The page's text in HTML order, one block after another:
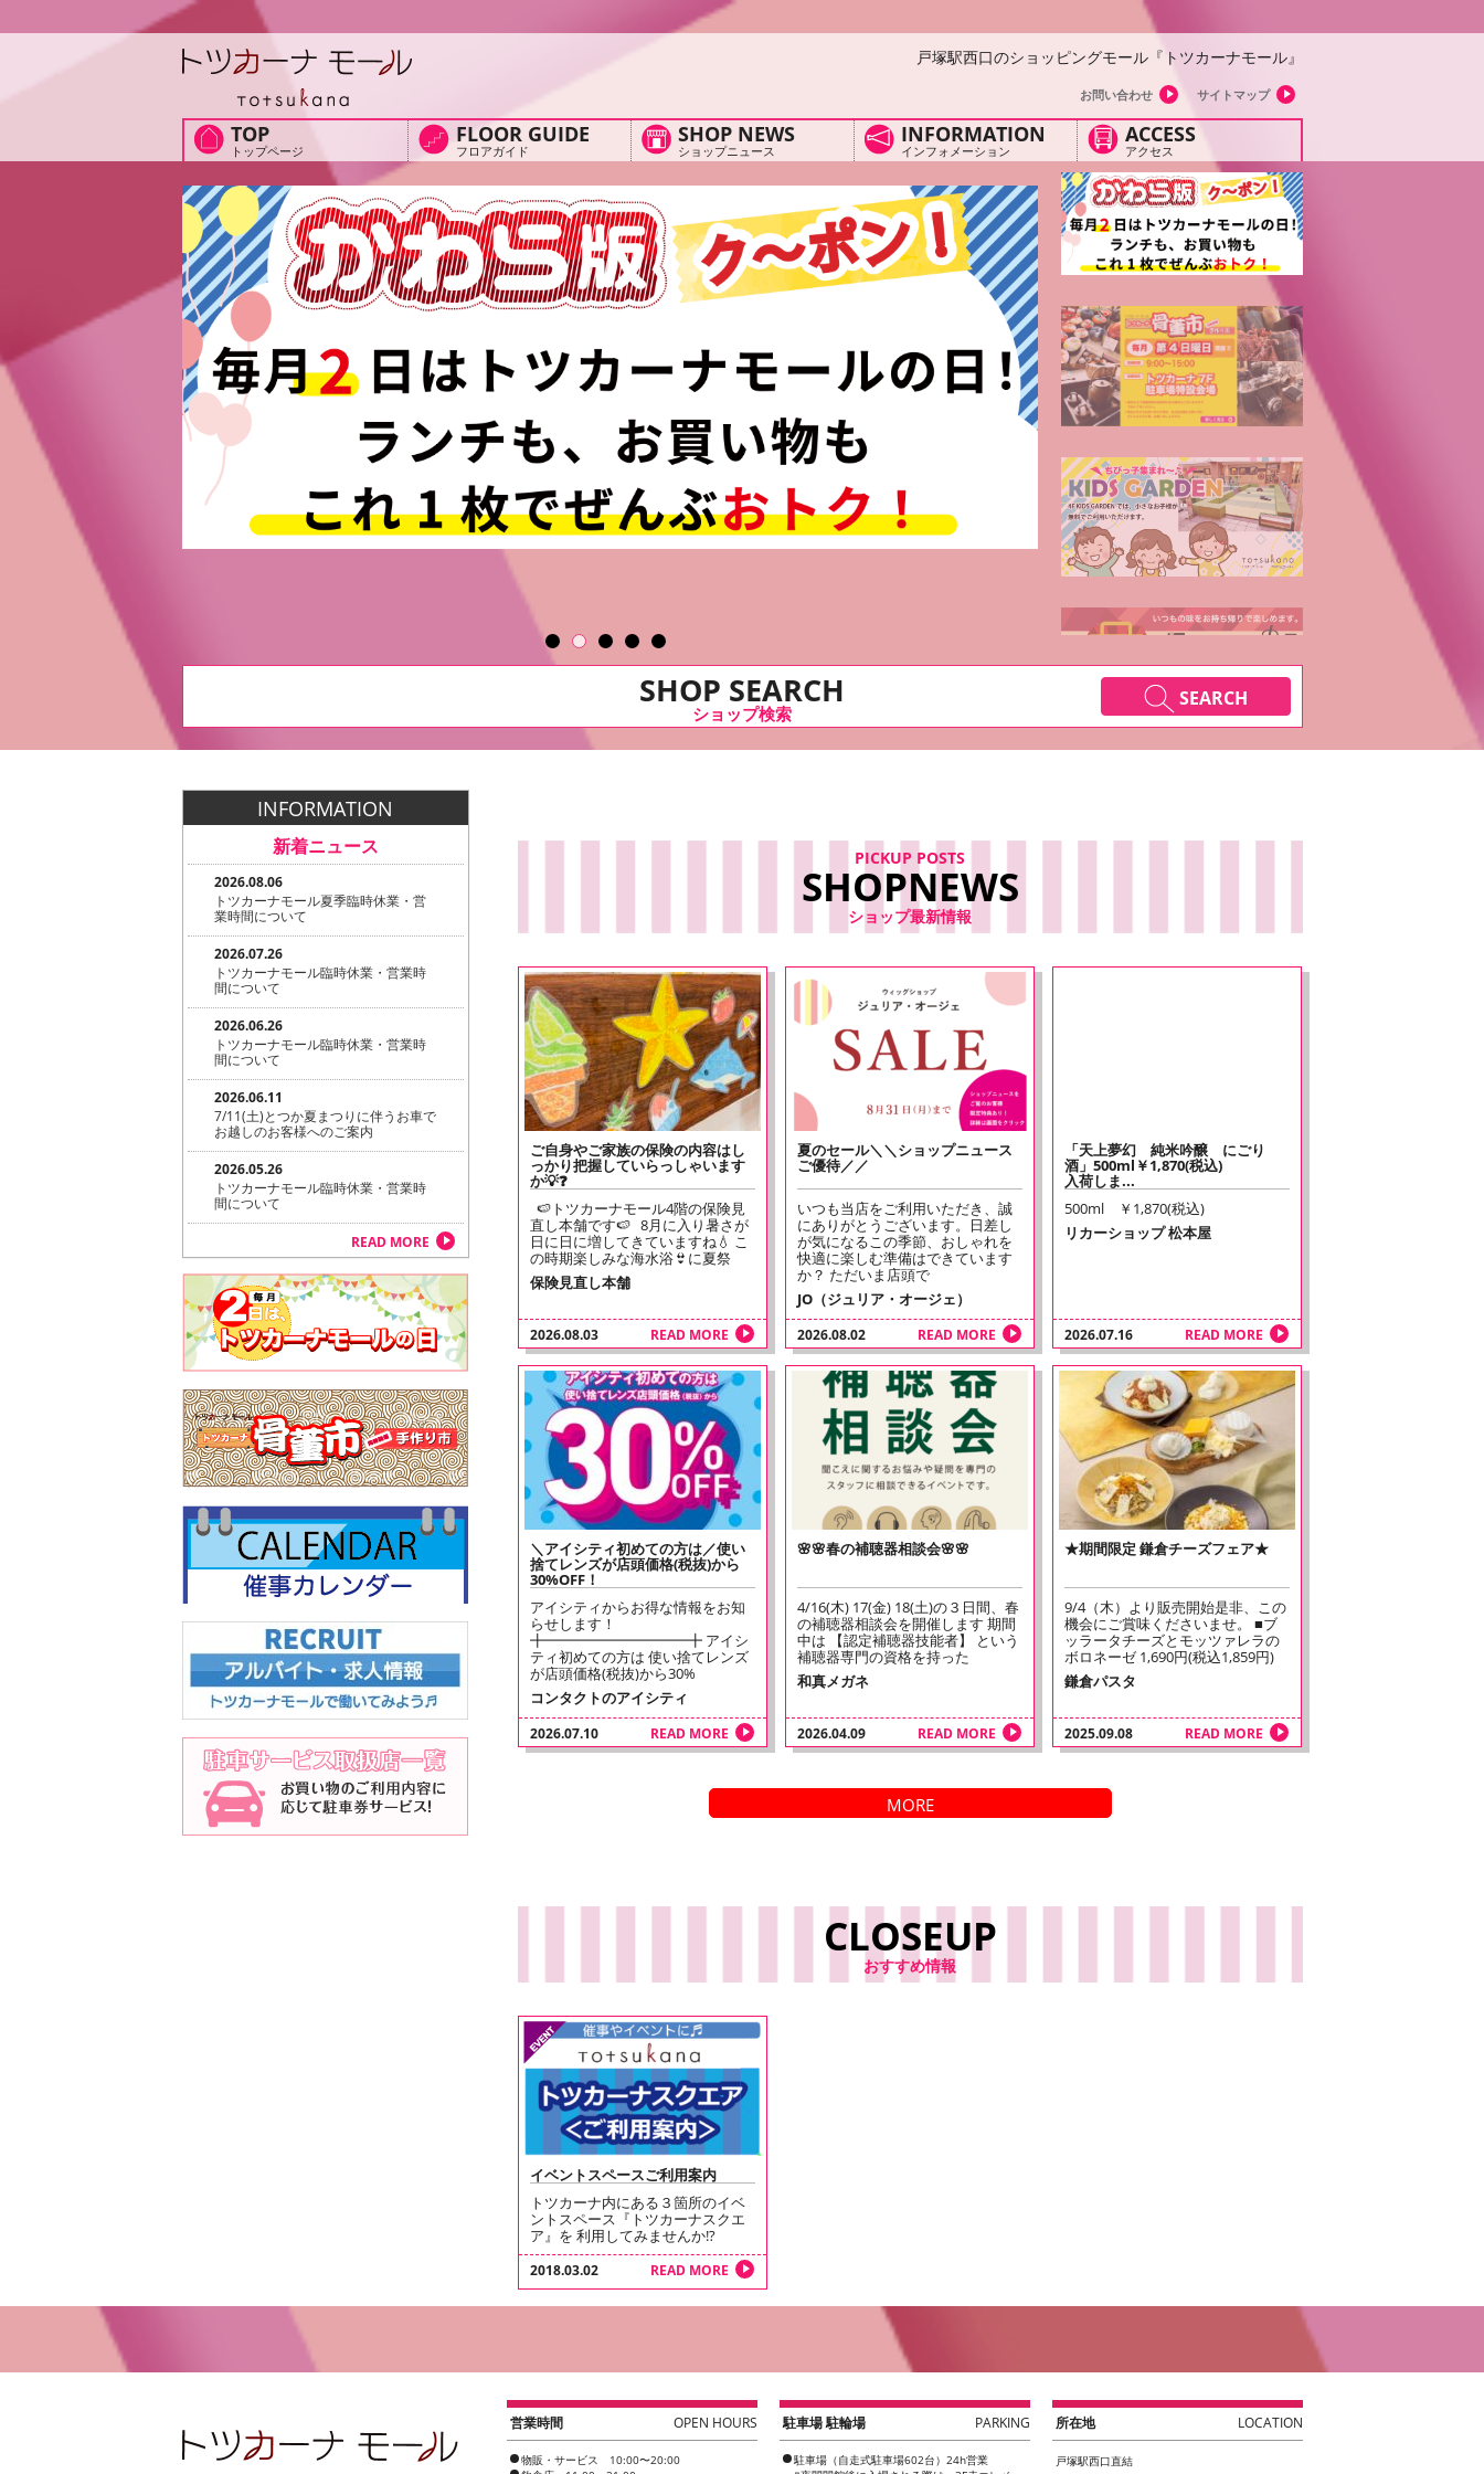
戸塚駅西口のショッピングモール『トツカーナモール』
お問い合わせ サイトマップ
TOP
トップページ
FLOOR GUIDE
フロアガイド
SHOP NEWS
ショップニュース
INFORMATION
インフォメーション
ACCESS
アクセス
SHOP SEARCH
ショップ検索
SEARCH
PICKUP POSTS
SHOPNEWS
ショップ最新情報
ご自身やご家族の保険の内容はし
っかり把握していらっしゃいます
か💡❓
🍉トツカーナモール4階の保険見
直し本舗です🍉 8月に入り暑さが
日に日に増してきていますね💧 こ
の時期楽しみな海水浴👙に夏祭
保険見直し本舗
2026.08.03 READ MORE
夏のセール＼＼ショップニュース
ご優待／／
いつも当店をご利用いただき、誠
にありがとうございます。日差し
が気になるこの季節、おしゃれを
快適に楽しむ準備はできています
か？ ただいま店頭で
JO（ジュリア・オージェ）
2026.08.02 READ MORE
「天上夢幻 純米吟醸 にごり
酒」500ml￥1,870(税込)
入荷しま...
500ml ￥1,870(税込)
リカーショップ 松本屋
2026.07.16 READ MORE
＼アイシティ初めての方は／使い
捨てレンズが店頭価格(税抜)から
30%OFF！
アイシティからお得な情報をお知
らせします！
╋━━━━━━━━━━╋ アイシ
ティ初めての方は 使い捨てレンズ
が店頭価格(税抜)から30%
コンタクトのアイシティ
2026.07.10 READ MORE
🌸🌸春の補聴器相談会🌸🌸
4/16(木) 17(金) 18(土)の３日間、春
の補聴器相談会を開催します 期間
中は 【認定補聴器技能者】 という
補聴器専門の資格を持った
和真メガネ
2026.04.09 READ MORE
★期間限定 鎌倉チーズフェア★
9/4（木）より販売開始是非、この
機会にご賞味くださいませ。 ■ブ
ッラータチーズとモッツァレラの
ボロネーゼ 1,690円(税込1,859円)
鎌倉パスタ
2025.09.08 READ MORE
MORE
CLOSEUP
おすすめ情報
イベントスペースご利用案内
トツカーナ内にある３箇所のイベ
ントスペース『トツカーナスクエ
ア』を 利用してみませんか!?
2018.03.02 READ MORE
INFORMATION
新着ニュース
2026.08.06
トツカーナモール夏季臨時休業・営
業時間について
2026.07.26
トツカーナモール臨時休業・営業時
間について
2026.06.26
トツカーナモール臨時休業・営業時
間について
2026.06.11
7/11(土)とつか夏まつりに伴うお車で
お越しのお客様へのご案内
2026.05.26
トツカーナモール臨時休業・営業時
間について
READ MORE
営業時間 OPEN HOURS
物販・サービス 10:00〜20:00
駐車場 駐輪場 PARKING
駐車場（自走式駐車場602台）24h営業
所在地 LOCATION
戸塚駅西口直結